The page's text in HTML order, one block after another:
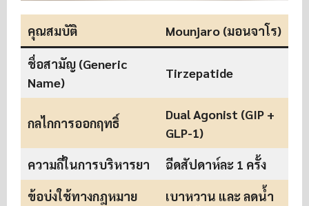
คุณสมบัติ Mounjaro (มอนจาโร)
ชื่อสามัญ (Generic
Name)
Tirzepatide
กลไกการออกฤทธิ์
Dual Agonist (GIP +
GLP-1)
ความถี่ในการบริหารยา
ฉีดสัปดาห์ละ 1 ครั้ง
ข้อบ่งใช้ทางกฎหมาย
เบาหวาน และ ลดน้ำ